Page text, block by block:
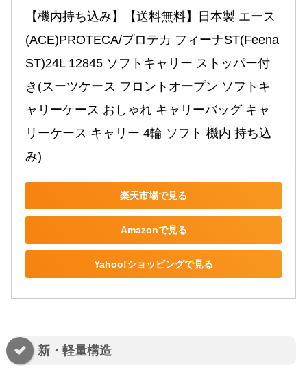
【機内持ち込み】【送料無料】日本製 エース
(ACE)PROTECA/プロテカ フィーナST(Feena
ST)24L 12845 ソフトキャリー ストッパー付
き(スーツケース フロントオープン ソフトキ
ャリーケース おしゃれ キャリーバッグ キャ
リーケース キャリー 4輪 ソフト 機内 持ち込
み)
楽天市場で見る
Amazonで見る
Yahoo!ショッピングで見る
新・軽量構造